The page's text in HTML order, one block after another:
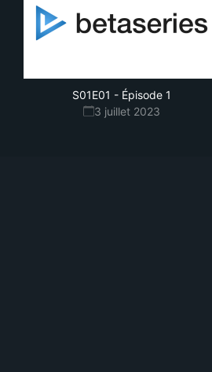
S01E01 - Épisode 1
3 juillet 2023